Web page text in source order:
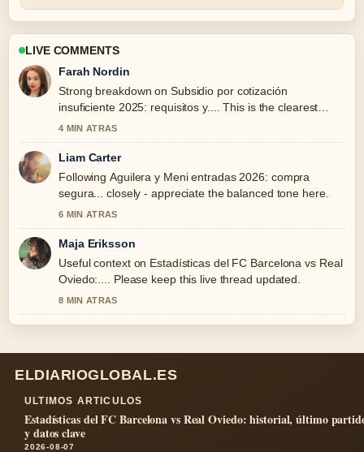
LIVE COMMENTS
Farah Nordin
Strong breakdown on Subsidio por cotización
insuficiente 2025: requisitos y.... This is the clearest
summary I have seen today.
4 MIN ATRAS
Liam Carter
Following Aguilera y Meni entradas 2026: compra
segura... closely - appreciate the balanced tone here.
6 MIN ATRAS
Maja Eriksson
Useful context on Estadísticas del FC Barcelona vs Real
Oviedo:.... Please keep this live thread updated.
8 MIN ATRAS
ELDIARIOGLOBAL.ES
ULTIMOS ARTICULOS
Estadísticas del FC Barcelona vs Real Oviedo: historial, último
y datos clave
2026-08-07